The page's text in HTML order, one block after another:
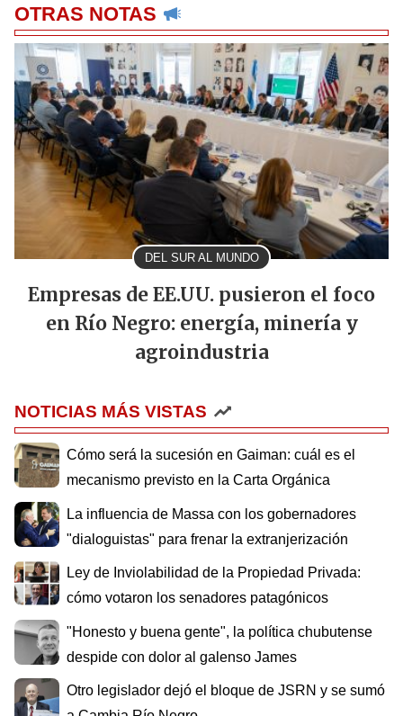
OTRAS NOTAS
DEL SUR AL MUNDO
Empresas de EE.UU. pusieron el foco
en Río Negro: energía, minería y
agroindustria
NOTICIAS MÁS VISTAS
Cómo será la sucesión en Gaiman: cuál es el
mecanismo previsto en la Carta Orgánica
La influencia de Massa con los gobernadores
"dialoguistas" para frenar la extranjerización
Ley de Inviolabilidad de la Propiedad Privada:
cómo votaron los senadores patagónicos
"Honesto y buena gente", la política chubutense
despide con dolor al galenso James
Otro legislador dejó el bloque de JSRN y se sumó